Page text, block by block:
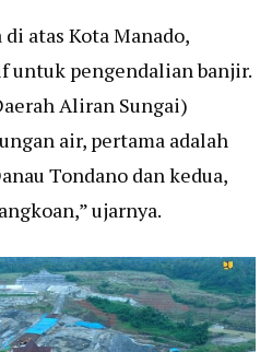
atas Kota Manado,
untuk pengendalian banjir.
Aliran Sungai)
air, pertama adalah
Tondano dan kedua,
ujarnya.